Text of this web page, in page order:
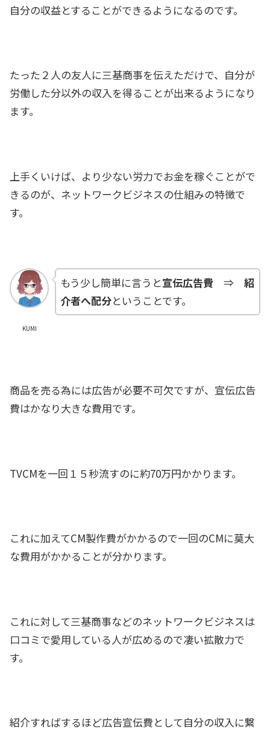
自分の収益とすることができるようになるのです。
たった２人の友人に三基商事を伝えただけで、自分が
労働した分以外の収入を得ることが出来るようになり
ます。
上手くいけば、より少ない労力でお金を稼ぐことがで
きるのが、ネットワークビジネスの仕組みの特徴で
す。
KUMI
もう少し簡単に言うと宣伝広告費 ⇒ 紹
介者へ配分ということです。
商品を売る為には広告が必要不可欠ですが、宣伝広告
費はかなり大きな費用です。
TVCMを一回１５秒流すのに約70万円かかります。
これに加えてCM製作費がかかるので一回のCMに莫大
な費用がかかることが分かります。
これに対して三基商事などのネットワークビジネスは
口コミで愛用している人が広めるので凄い拡散力で
す。
紹介すればするほど広告宣伝費として自分の収入に繋